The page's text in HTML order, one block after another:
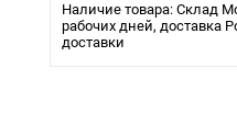
Размеры
Длина: 205 мм
Наличие товара: Склад
рабочих дней, доставка
доставки